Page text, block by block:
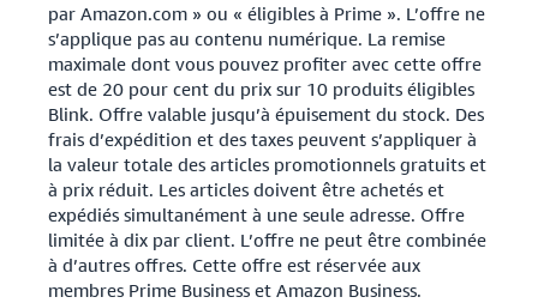
par Amazon.com » ou « éligibles à Prime ». L’offre ne
s’applique pas au contenu numérique. La remise
maximale dont vous pouvez profiter avec cette offre
est de 20 pour cent du prix sur 10 produits éligibles
Blink. Offre valable jusqu’à épuisement du stock. Des
frais d’expédition et des taxes peuvent s’appliquer à
la valeur totale des articles promotionnels gratuits et
à prix réduit. Les articles doivent être achetés et
expédiés simultanément à une seule adresse. Offre
limitée à dix par client. L’offre ne peut être combinée
à d’autres offres. Cette offre est réservée aux
membres Prime Business et Amazon Business.